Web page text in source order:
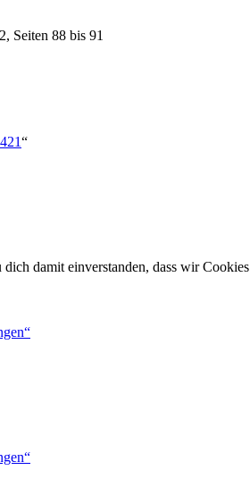
Seiten 88 bis 91
“
damit einverstanden, dass wir Cookies